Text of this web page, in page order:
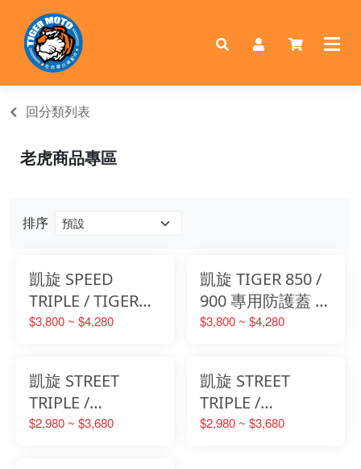
回分類列表
排序
凱旋 SPEED
TRIPLE / TIGER
1200系列 專用防
$3,800 ~ $4,280
凱旋 TIGER 850 /
900 專用防護蓋 轟
特 Homtru 引擎防
$3,800 ~ $4,280
凱旋 STREET
TRIPLE /
DAYTONA 675R
$2,980 ~ $3,680
凱旋 STREET
TRIPLE /
DAYTONA 765系
$2,980 ~ $3,680
老虎商品專區